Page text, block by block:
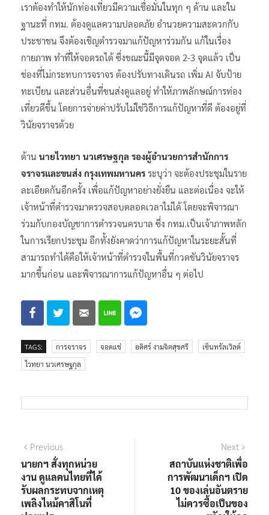
เราต้องทำให้นักท่องเที่ยวมีความเชื่อมั่นในทุก ๆ ด้าน และใน
ฐานะที่ กทม. ต้องดูแลความปลอดภัย อำนวยความสะดวกกับ
ประชาชน จึงต้องเชิญตำรวจมาแก้ปัญหาร่วมกัน แก้ในเรื่อง
กายภาพ ทำที่ให้จอดรถได้ ซึ่งขณะนี้มีจุดจอด 2-3 จุดแล้ว เป็น
ช่องที่ไม่กระทบการจราจร ต้องปรับทางเดินรถ เพิ่ม AI จับป้าย
ทะเบียน และส่วนอื่นที่ขนส่งดูแลอยู่ ทำให้ภาพลักษณ์การท่อง
เที่ยวดีขึ้น โดยการจ่ายค่าปรับไม่ใช่วิธีการแก้ปัญหาที่ดี ต้องอยู่ที่
วินัยจราจรด้วย
ด้าน นายไวทยา นวเศรษฐกุล รองผู้อำนวยการสำนักการ
จราจรและขนส่ง กรุงเทพมหานคร ระบุว่า จะต้องประชุมในราย
ละเอียดกันอีกครั้ง เพื่อแก้ปัญหาอย่างยั่งยืน และต่อเนื่อง จะให้
เจ้าหน้าที่ตำรวจมาตรวจสอบตลอดเวลาไม่ได้ โดยจะพิจารณา
ร่วมกับกองบัญชาการตำรวจนครบาล ซึ่ง กทม.เป็นเจ้าภาพหลัก
ในการเรียกประชุม อีกทั้งยังคาดว่าการแก้ปัญหาในระยะสั้นที่
สามารถทำได้คือให้เจ้าหน้าที่ตำรวจในพื้นที่กวดขันวินัยจราจร
มากขึ้นก่อน และพิจารณาการแก้ปัญหาอื่น ๆ ต่อไป
TAGS: การจราจร จอดแช่ อดิศร์ งามจิตสุขศรี
เซ็นทรัลเวิลด์
ไวทยา นวเศรษฐกุล
แนะแนว
เรื่อง
PreviousPrevious
post:
นายกฯ สั่งทุกหน่วย
งาน ดูแลคนไทยที่ได้
รับผลกระทบจากเหตุ
เพลิงไหม้คาสิโนที่
Next
สถาบันแห่งชาติเพื่อ
การพัฒนาเด็กฯ เปิด
10 ของเล่นอันตราย
ไม่ควรซื้อเป็นของ